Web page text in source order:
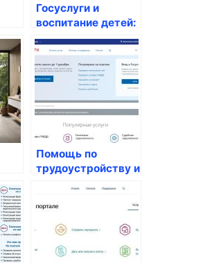
Госуслуги и
воспитание детей:
что предлагает
государство?
Помощь по
трудоустройству и